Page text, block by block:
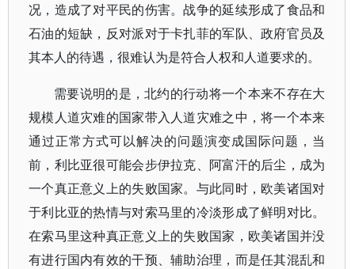
况，造成了对平民的伤害。战争的延续形成了食品和
石油的短缺，反对派对于卡扎菲的军队、政府官员及
其本人的待遇，很难认为是符合人权和人道要求的。
需要说明的是，北约的行动将一个本来不存在大
规模人道灾难的国家带入人道灾难之中，将一个本来
通过正常方式可以解决的问题演变成国际问题，当
前，利比亚很可能会步伊拉克、阿富汗的后尘，成为
一个真正意义上的失败国家。与此同时，欧美诸国对
于利比亚的热情与对索马里的冷淡形成了鲜明对比。
在索马里这种真正意义上的失败国家，欧美诸国并没
有进行国内有效的干预、辅助治理，而是任其混乱和